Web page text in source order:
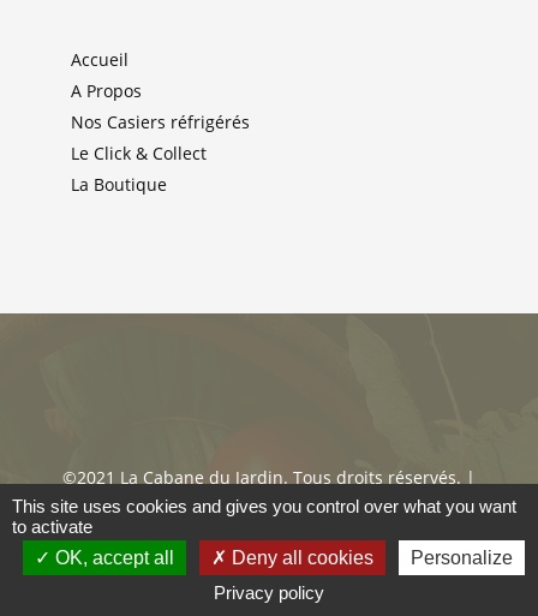
Accueil
A Propos
Nos Casiers réfrigérés
Le Click & Collect
La Boutique
©2021 La Cabane du Jardin. Tous droits réservés. |
Mentions Légales & Politique de confidentialité|
This site uses cookies and gives you control over what you want
to activate
OK, accept all
Deny all cookies
Personalize
Privacy policy